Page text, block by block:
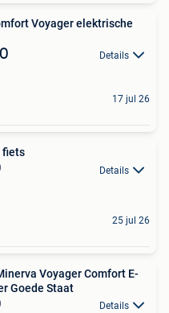
Voyager elektrische
Details
17 jul 26
fiets
Details
25 jul 26
Voyager Comfort E-
Goede Staat
Details